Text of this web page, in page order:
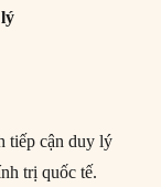
tiếp cận duy lý
trị quốc tế.